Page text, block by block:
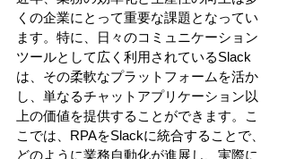
くの企業にとって重要な課題となってい
ます。特に、日々のコミュニケーション
ツールとして広く利用されているSlack
は、その柔軟なプラットフォームを活か
し、単なるチャットアプリケーション以
上の価値を提供することができます。こ
こでは、RPAをSlackに統合することで、
どのように業務自動化が進展し、実際に